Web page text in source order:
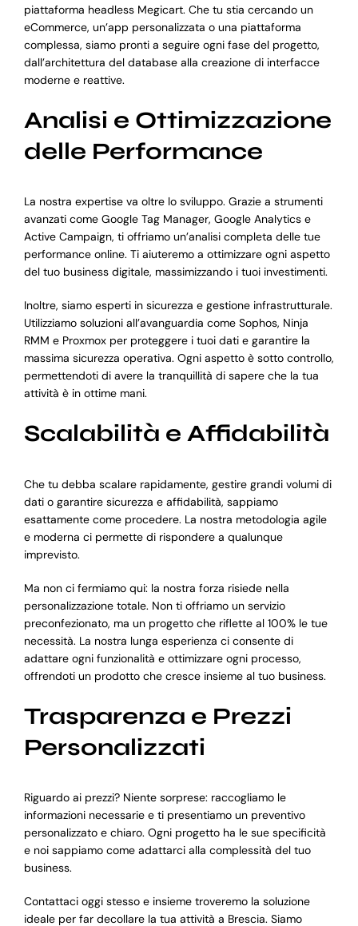
piattaforma headless Megicart. Che tu stia cercando un
eCommerce, un’app personalizzata o una piattaforma
complessa, siamo pronti a seguire ogni fase del progetto,
dall’architettura del database alla creazione di interfacce
moderne e reattive.
Analisi e Ottimizzazione
delle Performance
La nostra expertise va oltre lo sviluppo. Grazie a strumenti
avanzati come Google Tag Manager, Google Analytics e
Active Campaign, ti offriamo un’analisi completa delle tue
performance online. Ti aiuteremo a ottimizzare ogni aspetto
del tuo business digitale, massimizzando i tuoi investimenti.
Inoltre, siamo esperti in sicurezza e gestione infrastrutturale.
Utilizziamo soluzioni all’avanguardia come Sophos, Ninja
RMM e Proxmox per proteggere i tuoi dati e garantire la
massima sicurezza operativa. Ogni aspetto è sotto controllo,
permettendoti di avere la tranquillità di sapere che la tua
attività è in ottime mani.
Scalabilità e Affidabilità
Che tu debba scalare rapidamente, gestire grandi volumi di
dati o garantire sicurezza e affidabilità, sappiamo
esattamente come procedere. La nostra metodologia agile
e moderna ci permette di rispondere a qualunque
imprevisto.
Ma non ci fermiamo qui: la nostra forza risiede nella
personalizzazione totale. Non ti offriamo un servizio
preconfezionato, ma un progetto che riflette al 100% le tue
necessità. La nostra lunga esperienza ci consente di
adattare ogni funzionalità e ottimizzare ogni processo,
offrendoti un prodotto che cresce insieme al tuo business.
Trasparenza e Prezzi
Personalizzati
Riguardo ai prezzi? Niente sorprese: raccogliamo le
informazioni necessarie e ti presentiamo un preventivo
personalizzato e chiaro. Ogni progetto ha le sue specificità
e noi sappiamo come adattarci alla complessità del tuo
business.
Contattaci oggi stesso e insieme troveremo la soluzione
ideale per far decollare la tua attività a Brescia. Siamo